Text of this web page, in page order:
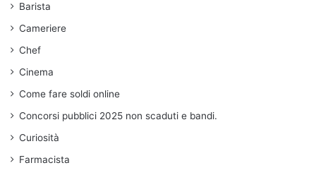
Barista
Cameriere
Chef
Cinema
Come fare soldi online
Concorsi pubblici 2025 non scaduti e bandi.
Curiosità
Farmacista